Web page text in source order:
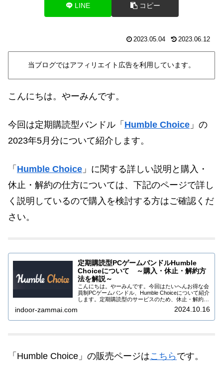
LINE コピー
2023.05.04 2023.06.12
当ブログではアフィリエイト広告を利用しています。
こんにちは。やーみんです。
今回は定期購読型バンドル「 Humble Choice 」の
2023年5月分について紹介します。
「 Humble Choice 」に関する詳しい説明と購入・
休止・解約の仕方については、下記のページで詳し
く説明しているので購入を検討する方はご確認くだ
さい。
定期購読型PCゲームバンドルHumble
Choiceについて ～購入・休止・解約方
法を解説～
こんにちは。やーみんです。今回はたいへんお得な会
員制PCゲームバンドル、Humble Choiceについて紹介
します。定期購読型のサービスのため、休止・解約を
しないと毎月自動的にバンドルが届く仕組みになって
いますので、一時休止・解約の方法も...
indoor-zammai.com 2024.10.16
「Humble Choice」の販売ページはこちら です。